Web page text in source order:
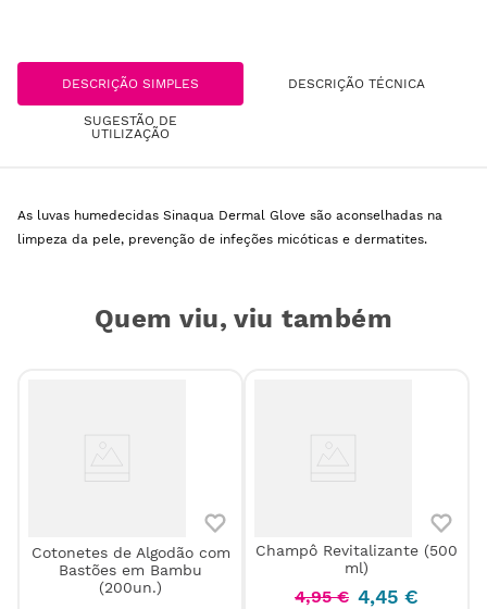
DESCRIÇÃO SIMPLES DESCRIÇÃO TÉCNICA
SUGESTÃO DE
UTILIZAÇÃO
As luvas humedecidas Sinaqua Dermal Glove são aconselhadas na
limpeza da pele, prevenção de infeções micóticas e dermatites.
Quem viu, viu também
Cotonetes de Algodão com
Bastões em Bambu
(200un.)
Champô Revitalizante (500
ml)
4,95 € 4,45 €